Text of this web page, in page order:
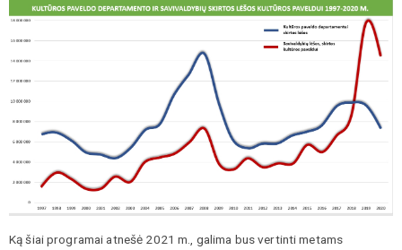
Ką šiai programai atnešė 2021 m., galima bus vertinti metams